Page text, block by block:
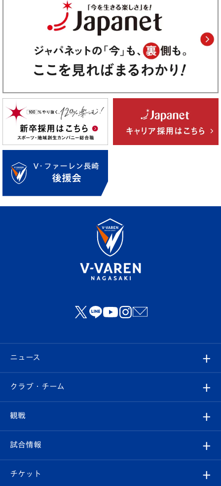
ニュース
すべて
クラブ
試合情報
クラブ・チーム
クラブ概要
観戦
観戦ルール
試合情報
試合日程/結果
チケット